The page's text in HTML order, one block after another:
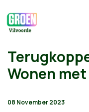
Wonen
08 November 2023